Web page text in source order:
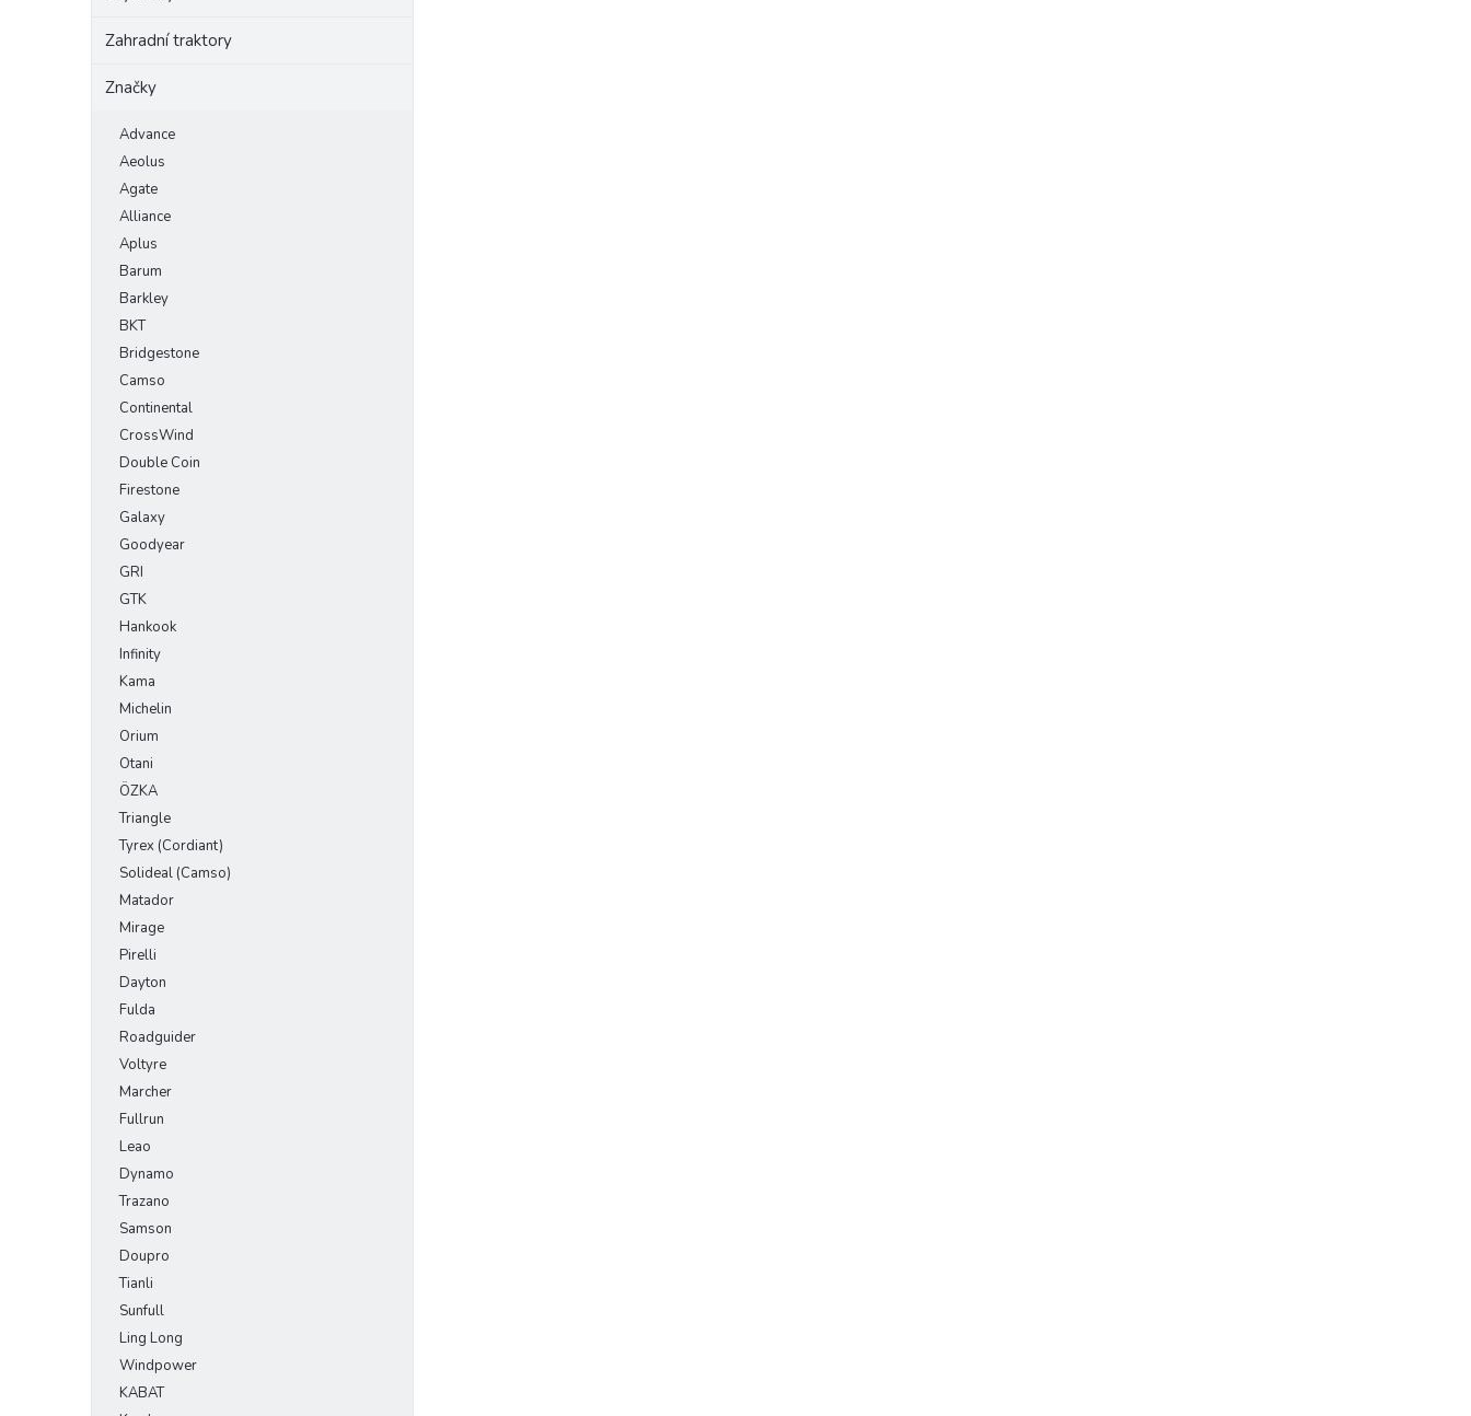
Zahradní traktory
Značky
Advance
Aeolus
Agate
Alliance
Aplus
Barum
Barkley
BKT
Bridgestone
Camso
Continental
CrossWind
Double Coin
Firestone
Galaxy
Goodyear
GRI
GTK
Hankook
Infinity
Kama
Michelin
Orium
Otani
ÖZKA
Triangle
Tyrex (Cordiant)
Solideal (Camso)
Matador
Mirage
Pirelli
Dayton
Fulda
Roadguider
Voltyre
Marcher
Fullrun
Leao
Dynamo
Trazano
Samson
Doupro
Tianli
Sunfull
Ling Long
Windpower
KABAT